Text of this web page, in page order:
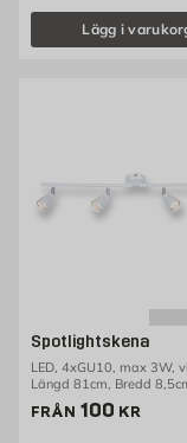
Lägg i
Spotlightskena
LED, 4xGU10, max 3W,
Längd 81cm, Bredd
16cm
FRÅN Pris 100 kr
100 KR